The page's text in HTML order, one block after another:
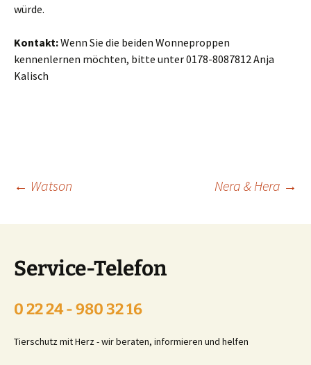
würde.
Kontakt:Wenn Sie die beiden Wonneproppen
kennenlernen möchten, bitte unter 0178-8087812 Anja
Kalisch
Beitragsnavigation
← Watson Nera & Hera →
Service-Telefon
0 22 24 - 980 32 16
Tierschutz mit Herz - wir beraten, informieren und helfen